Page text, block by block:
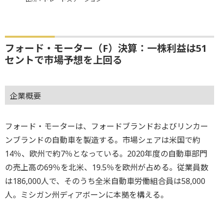
フォード・モーター（F）決算：一株利益は51
セントで市場予想を上回る
企業概要
フォード・モーターは、フォードブランドおよびリンカー
ンブランドの自動車を製造する。市場シェアは米国で約
14％、欧州で約7％となっている。2020年度の自動車部門
の売上高の69％を北米、19.5％を欧州が占める。従業員数
は186,000人で、そのうち全米自動車労働組合員は58,000
人。ミシガン州ディアボーンに本拠を構える。